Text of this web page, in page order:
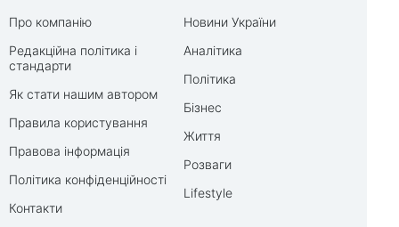
Про компанію
Редакційна політика і
стандарти
Як стати нашим автором
Правила користування
Правова інформація
Політика конфіденційності
Контакти
Новини України
Аналітика
Політика
Бізнес
Життя
Розваги
Lifestyle